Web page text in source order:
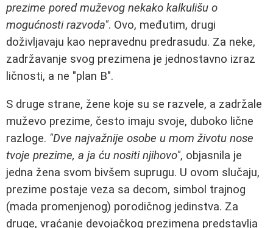
prezime pored muževog nekako kalkulišu o
mogućnosti razvoda". Ovo, međutim, drugi
doživljavaju kao nepravednu predrasudu. Za neke,
zadržavanje svog prezimena je jednostavno izraz
ličnosti, a ne "plan B".
S druge strane, žene koje su se razvele, a zadržale
muževo prezime, često imaju svoje, duboko lične
razloge. "Dve najvažnije osobe u mom životu nose
tvoje prezime, a ja ću nositi njihovo", objasnila je
jedna žena svom bivšem suprugu. U ovom slučaju,
prezime postaje veza sa decom, simbol trajnog
(mada promenjenog) porodičnog jedinstva. Za
druge, vraćanje devojačkog prezimena predstavlja